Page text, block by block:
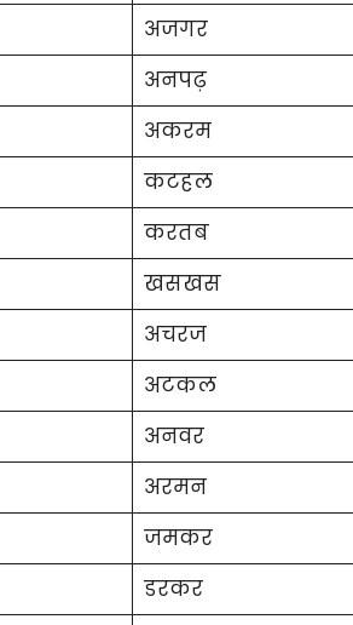
अजगर
अनपढ़
अकरम
कटहल
करतब
खसखस
अचरज
अटकल
अनवर
अरमन
जमकर
डरकर